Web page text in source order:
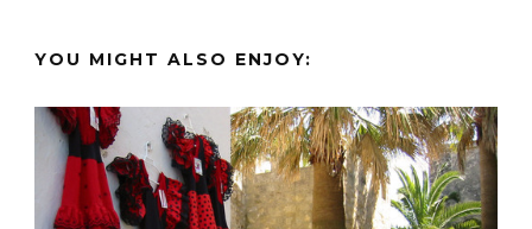
YOU MIGHT ALSO ENJOY: